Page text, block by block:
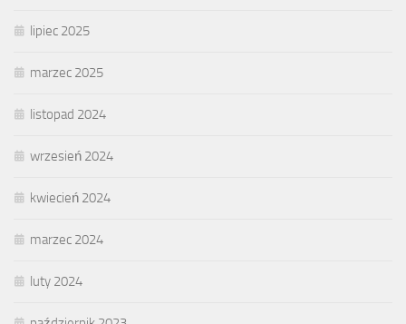
lipiec 2025
marzec 2025
listopad 2024
wrzesień 2024
kwiecień 2024
marzec 2024
luty 2024